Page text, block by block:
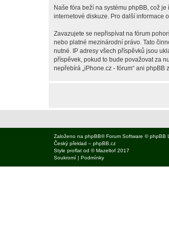
Naše fóra beží na systému phpBB, což je
internetové diskuze. Pro další informace
Zavazujete se nepřispívat na fórum
nebo platné mezinárodní právo. Tato
nutné. IP adresy všech příspěvků jsou
příspěvek, pokud to bude považovat za
nepřebírá „iPhone.cz - fórum“ ani
Založeno na phpBB® Forum Software © phpBB
Český překlad – phpBB.cz
Style proflat od ©Mazeltof 2017
Soukromí | Podmínky